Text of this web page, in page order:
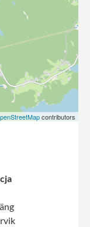
contributors